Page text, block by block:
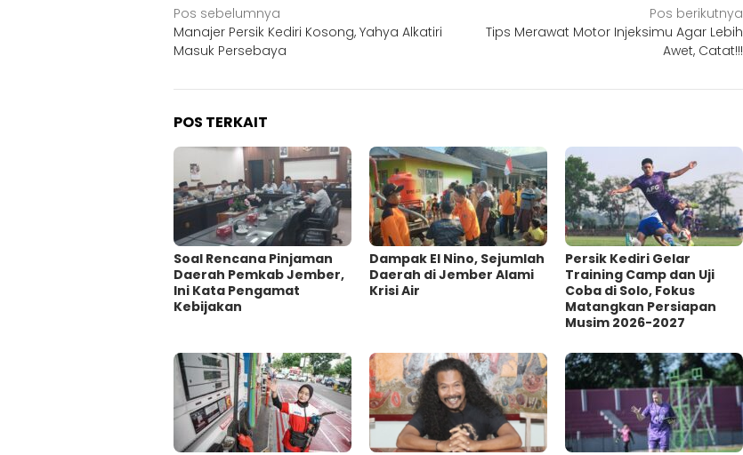
Navigasi
pos
Pos sebelumnya
Manajer Persik Kediri Kosong, Yahya Alkatiri
Masuk Persebaya
Pos berikutnya
Tips Merawat Motor Injeksimu Agar Lebih
Awet, Catat!!!
POS TERKAIT
‎Soal Rencana Pinjaman
Daerah Pemkab Jember,
Ini Kata Pengamat
Kebijakan ‎
Dampak El Nino, Sejumlah
Daerah di Jember Alami
Krisi Air
Persik Kediri Gelar
Training Camp dan Uji
Coba di Solo, Fokus
Matangkan Persiapan
Musim 2026-2027